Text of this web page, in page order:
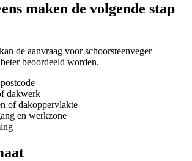
maken de volgende stap
de aanvraag voorschoorsteenveger
beoordeeld worden.
dakwerk
of dakoppervlakte
en werkzone